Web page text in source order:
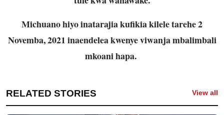
Michuano hiyo inatarajia kufikia kilele tarehe 2
Novemba, 2021 inaendelea kwenye viwanja mbalimbali
mkoani hapa.
RELATED STORIES View all